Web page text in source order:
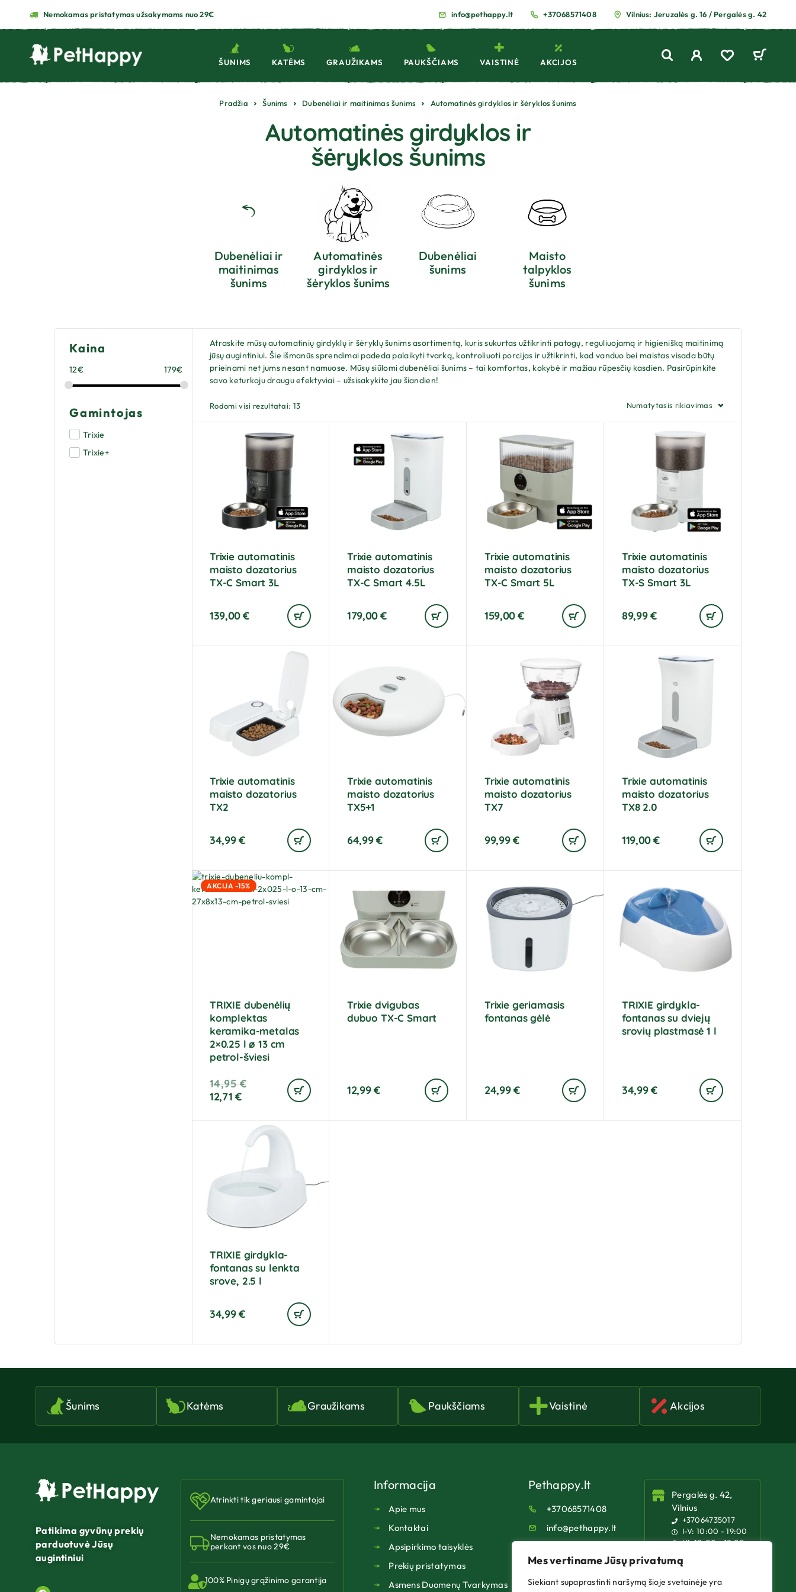
Mes vertiname Jūsų privatumą
Siekiant supaprastinti naršymą šioje svetainėje yra
Nemokamas pristatymas užsakymams nuo 29€ info@pethappy.lt +37068571408 Vilnius: Jeruzalės g. 16 / Pergalės g. 42
ŠUNIMS KATĖMS GRAUŽIKAMS PAUKŠČIAMS VAISTINĖ AKCIJOS
Pradžia Šunims Dubenėliai ir maitinimas šunims Automatinės girdyklos ir šėryklos šunims
Automatinės girdyklos ir
šėryklos šunims
Dubenėliai ir
maitinimas
šunims
Automatinės
girdyklos ir
šėryklos šunims
Dubenėliai
šunims
Maisto
talpyklos
šunims
Kaina
12€ 179€
Gamintojas
Trixie
Trixie+
Atraskite mūsų automatinių girdyklų ir šėryklų šunims asortimentą, kuris sukurtas užtikrinti patogų, reguliuojamą ir higienišką maitinimą
jūsų augintiniui. Šie išmanūs sprendimai padeda palaikyti tvarką, kontroliuoti porcijas ir užtikrinti, kad vanduo bei maistas visada būtų
prieinami net jums nesant namuose. Mūsų siūlomi dubenėliai šunims – tai komfortas, kokybė ir mažiau rūpesčių kasdien. Pasirūpinkite
savo keturkoju draugu efektyviai – užsisakykite jau šiandien!
Rodomi visi rezultatai: 13 Numatytasis rikiavimas
Trixie automatinis
maisto dozatorius
TX-C Smart 3L
139,00€
Trixie automatinis
maisto dozatorius
TX-C Smart 4.5L
179,00€
Trixie automatinis
maisto dozatorius
TX-C Smart 5L
159,00€
Trixie automatinis
maisto dozatorius
TX-S Smart 3L
89,99€
Trixie automatinis
maisto dozatorius
TX2
34,99€
Trixie automatinis
maisto dozatorius
TX5+1
64,99€
Trixie automatinis
maisto dozatorius
TX7
99,99€
Trixie automatinis
maisto dozatorius
TX8 2.0
119,00€
AKCIJA -15%
TRIXIE dubenėlių
komplektas
keramika-metalas
2×0.25 l ø 13 cm
petrol-šviesi
14,95€
12,71 €
Trixie dvigubas
dubuo TX-C Smart
12,99€
Trixie geriamasis
fontanas gėlė
24,99€
TRIXIE girdykla-
fontanas su dviejų
srovių plastmasė 1 l
34,99€
TRIXIE girdykla-
fontanas su lenkta
srove, 2.5 l
34,99€
Šunims Katėms Graužikams Paukščiams Vaistinė Akcijos
Patikima gyvūnų prekių
parduotuvė Jūsų
augintiniui
Atrinkti tik geriausi gamintojai
Nemokamas pristatymas
perkant vos nuo 29€
100% Pinigų grąžinimo garantija
Informacija
Apie mus
Kontaktai
Apsipirkimo taisyklės
Prekių pristatymas
Asmens Duomenų Tvarkymas
Pethappy.lt
+37068571408
info@pethappy.lt
Pergalės g. 42,
Vilnius
+37064735017
I-V: 10:00 - 19:00
VI: 10:00 - 17:00
Jeruzalės g. 16,